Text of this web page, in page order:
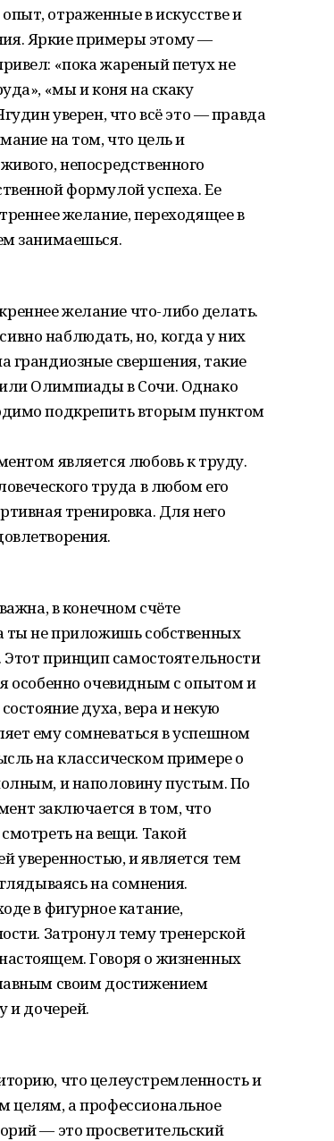
отраженные в искусстве и
Яркие примеры этому —
«пока жареный петух не
«мы и коня на скаку
уверен, что всё это — правда
на том, что цель и
непосредственного
формулой успеха. Ее
желание, переходящее в
занимаешься.
желание что-либо делать.
наблюдать, но, когда у них
грандиозные свершения, такие
Олимпиады в Сочи. Однако
подкрепить вторым пунктом
является любовь к труду.
труда в любом его
тренировка. Для него
в конечном счёте
ты не приложишь собственных
принцип самостоятельности
особенно очевидным с опытом и
духа, вера и некую
ему сомневаться в успешном
на классическом примере о
и наполовину пустым. По
заключается в том, что
на вещи. Такой
уверенностью, и является тем
на сомнения.
в фигурное катание,
Затронул тему тренерской
Говоря о жизненных
своим достижением
и дочерей.
что целеустремленность и
целям, а профессиональное
— это просветительский